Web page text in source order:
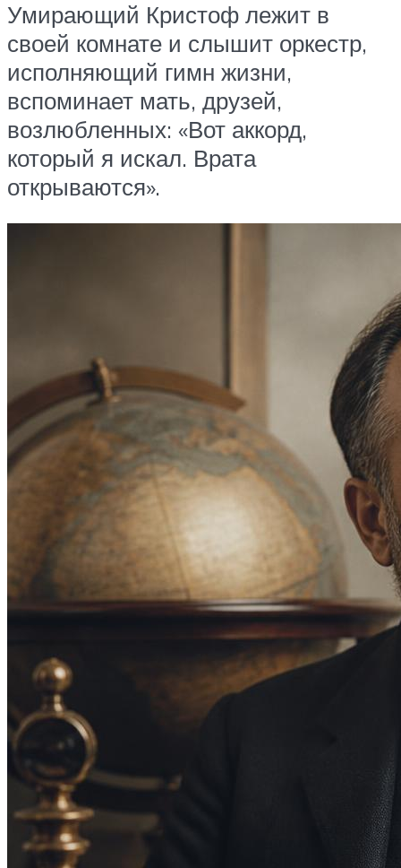
Умирающий Кристоф лежит в
своей комнате и слышит оркестр,
исполняющий гимн жизни,
вспоминает мать, друзей,
возлюбленных: «Вот аккорд,
который я искал. Врата
открываются».